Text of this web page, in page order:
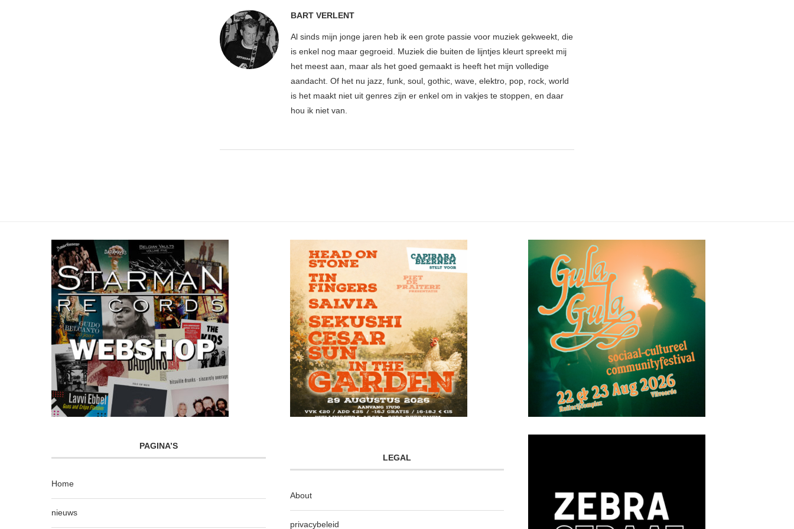
BART VERLENT
Al sinds mijn jonge jaren heb ik een grote passie voor muziek gekweekt, die
is enkel nog maar gegroeid. Muziek die buiten de lijntjes kleurt spreekt mij
het meest aan, maar als het goed gemaakt is heeft het mijn volledige
aandacht. Of het nu jazz, funk, soul, gothic, wave, elektro, pop, rock, world
is het maakt niet uit genres zijn er enkel om in vakjes te stoppen, en daar
hou ik niet van.
PAGINA’S
Home
nieuws
LEGAL
About
privacybeleid